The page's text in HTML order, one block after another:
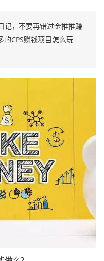
记，不要再错过金推推赚
CPS赚钱项目怎么玩